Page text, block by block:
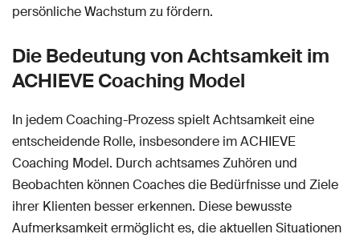
persönliche Wachstum zu fördern.
Die Bedeutung von Achtsamkeit im
ACHIEVE Coaching Model
In jedem Coaching-Prozess spielt Achtsamkeit eine
entscheidende Rolle, insbesondere im ACHIEVE
Coaching Model. Durch achtsames Zuhören und
Beobachten können Coaches die Bedürfnisse und Ziele
ihrer Klienten besser erkennen. Diese bewusste
Aufmerksamkeit ermöglicht es, die aktuellen Situationen